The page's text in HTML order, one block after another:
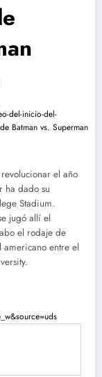
el año
ha dado su
Stadium.
jugó allí el
el rodaje de
americano entre el